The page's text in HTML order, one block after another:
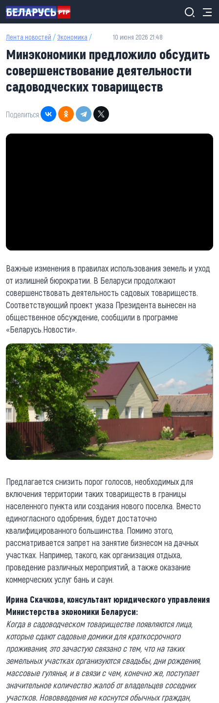
Перейти к основному содержанию
Лента новостей / Экономика / 10 июня 2026 21:48
Минэкономики предложило обсудить
совершенствование деятельности
садоводческих товариществ
Поделиться:
Важные изменения в правилах использования земель и уход
от излишней бюрократии. В Беларуси продолжают
совершенствовать деятельность садовых товариществ.
Соответствующий проект указа Президента вынесен на
общественное обсуждение, сообщили в программе
«Беларусь.Новости».
Предлагается снизить порог голосов, необходимых для
включения территории таких товариществ в границы
населенного пункта или создания нового поселка. Вместо
единогласного одобрения, будет достаточно
квалифицированного большинства. Помимо этого,
рассматривается запрет на занятие бизнесом на дачных
участках. Например, такого, как организация отдыха,
проведение различных мероприятий, а также оказание
коммерческих услуг бань и саун.
Ирина Скачкова, консультант юридического управления
Министерства экономики Беларуси:
Когда в садоводческом товариществе появляются лица,
которые сдают садовые домики для краткосрочного
проживания, это зачастую связано с тем, что на таких
земельных участках организуются свадьбы, дни рождения,
массовые гулянья, и в связи с чем, конечно же, поступает
значительное количество жалоб от владельцев соседних
участков. Нововведения не коснутся обычных граждан,